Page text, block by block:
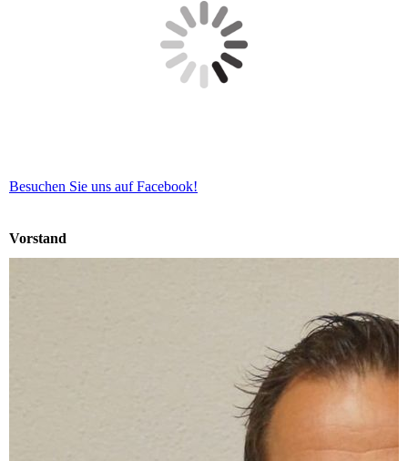
Besuchen Sie uns auf Facebook!
Vorstand